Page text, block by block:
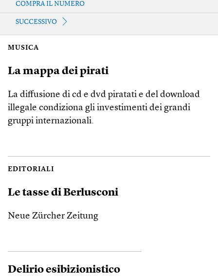
COMPRA IL NUMERO
SUCCESSIVO
MUSICA
La mappa dei pirati
La diffusione di cd e dvd piratati e del download
illegale condiziona gli investimenti dei grandi
gruppi internazionali.
EDITORIALI
Le tasse di Berlusconi
Neue Zürcher Zeitung
Delirio esibizionistico